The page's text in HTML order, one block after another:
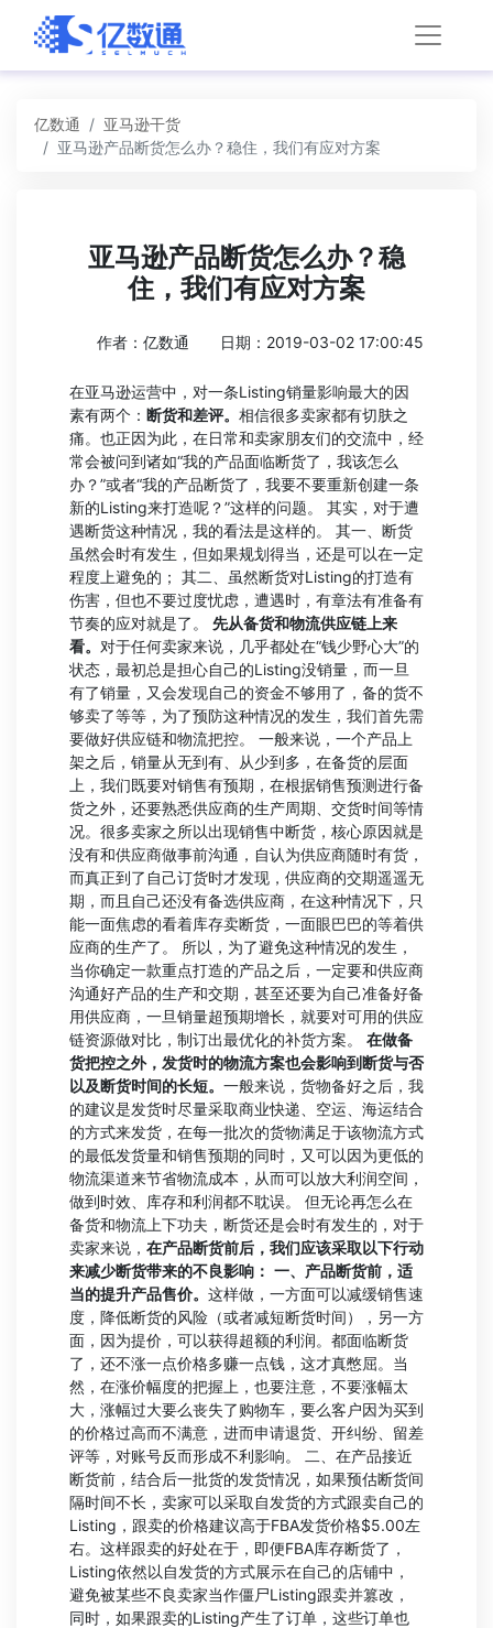
亿数通
亚马逊干货
亚马逊产品断货怎么办？稳住，我们有应对方案
亚马逊产品断货怎么办？稳
住，我们有应对方案
作者：亿数通 日期：2019-03-02 17:00:45
在亚马逊运营中，对一条Listing销量影响最大的因
素有两个： 断货和差评。 相信很多卖家都有切肤之
痛。也正因为此，在日常和卖家朋友们的交流中，经
常会被问到诸如“我的产品面临断货了，我该怎么
办？”或者“我的产品断货了，我要不要重新创建一条
新的Listing来打造呢？”这样的问题。 其实，对于遭
遇断货这种情况，我的看法是这样的。 其一、断货
虽然会时有发生，但如果规划得当，还是可以在一定
程度上避免的； 其二、虽然断货对Listing的打造有
伤害，但也不要过度忧虑，遭遇时，有章法有准备有
节奏的应对就是了。 先从备货和物流供应链上来
看。 对于任何卖家来说，几乎都处在“钱少野心大”的
状态，最初总是担心自己的Listing没销量，而一旦
有了销量，又会发现自己的资金不够用了，备的货不
够卖了等等，为了预防这种情况的发生，我们首先需
要做好供应链和物流把控。 一般来说，一个产品上
架之后，销量从无到有、从少到多，在备货的层面
上，我们既要对销售有预期，在根据销售预测进行备
货之外，还要熟悉供应商的生产周期、交货时间等情
况。很多卖家之所以出现销售中断货，核心原因就是
没有和供应商做事前沟通，自认为供应商随时有货，
而真正到了自己订货时才发现，供应商的交期遥遥无
期，而且自己还没有备选供应商，在这种情况下，只
能一面焦虑的看着库存卖断货，一面眼巴巴的等着供
应商的生产了。 所以，为了避免这种情况的发生，
当你确定一款重点打造的产品之后，一定要和供应商
沟通好产品的生产和交期，甚至还要为自己准备好备
用供应商，一旦销量超预期增长，就要对可用的供应
链资源做对比，制订出最优化的补货方案。 在做备
货把控之外，发货时的物流方案也会影响到断货与否
以及断货时间的长短。 一般来说，货物备好之后，我
的建议是发货时尽量采取商业快递、空运、海运结合
的方式来发货，在每一批次的货物满足于该物流方式
的最低发货量和销售预期的同时，又可以因为更低的
物流渠道来节省物流成本，从而可以放大利润空间，
做到时效、库存和利润都不耽误。 但无论再怎么在
备货和物流上下功夫，断货还是会时有发生的，对于
卖家来说， 在产品断货前后，我们应该采取以下行动
来减少断货带来的不良影响： 一、产品断货前，适
当的提升产品售价。 这样做，一方面可以减缓销售速
度，降低断货的风险（或者减短断货时间），另一方
面，因为提价，可以获得超额的利润。都面临断货
了，还不涨一点价格多赚一点钱，这才真憋屈。当
然，在涨价幅度的把握上，也要注意，不要涨幅太
大，涨幅过大要么丧失了购物车，要么客户因为买到
的价格过高而不满意，进而申请退货、开纠纷、留差
评等，对账号反而形成不利影响。 二、在产品接近
断货前，结合后一批货的发货情况，如果预估断货间
隔时间不长，卖家可以采取自发货的方式跟卖自己的
Listing，跟卖的价格建议高于FBA发货价格$5.00左
右。这样跟卖的好处在于，即便FBA库存断货了，
Listing依然以自发货的方式展示在自己的店铺中，
避免被某些不良卖家当作僵尸Listing跟卖并篡改，
同时，如果跟卖的Listing产生了订单，这些订单也